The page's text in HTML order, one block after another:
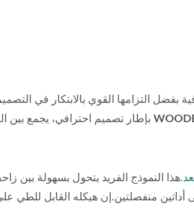
بفضل التزامها القوي بالابتكار في
بإطار تصميم احترافي، يجمع بين
.هذا النموذج الفريد يتحول بسهولة بين